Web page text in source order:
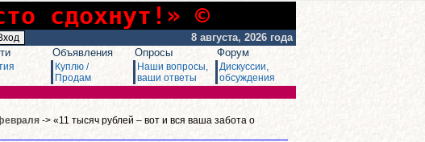
сдохнут!» ©
8 августа, 2026 года
Объявления
Куплю /
Продам
Опросы
Наши вопросы,
ваши ответы
Форум
Дискуссии,
обсуждения
-> «11 тысяч рублей – вот и вся ваша забота о